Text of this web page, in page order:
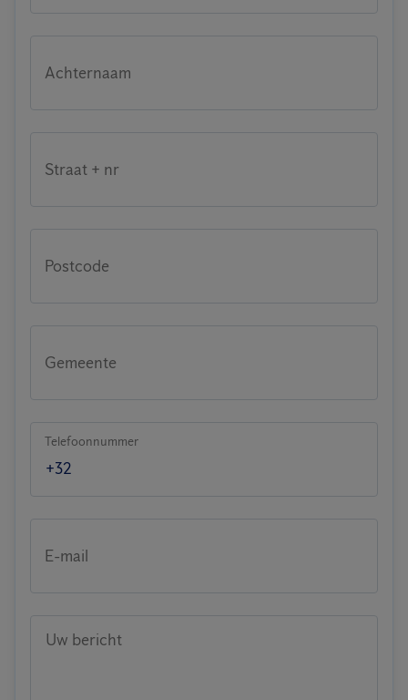
Achternaam
Straat + nr
Postcode
Gemeente
Telefoonnummer
E-mail
Uw bericht